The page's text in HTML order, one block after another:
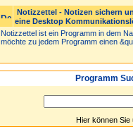
Notizzettel - Notizen sichern
eine Desktop
Notizzettel ist ein Programm in dem
möchte zu jedem Programm einen
Programm
Hier können